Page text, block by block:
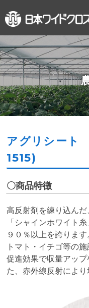
アグリシート
1515)
〇商品特徴
高反射剤を練り込ん
「シャインホワイト
９０％以上を誇ります
トマト・イチゴ等の
促進効果で収量アッ
た、赤外線反射により